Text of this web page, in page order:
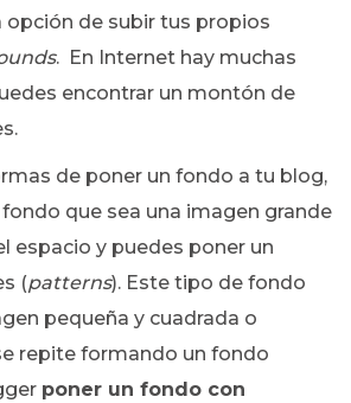
de subir tus propios
. En Internet hay muchas
encontrar un montón de
de poner un fondo a tu blog,
que sea una imagen grande
espacio y puedes poner un
(patterns). Este tipo de fondo
pequeña y cuadrada o
repite formando un fondo
poner un fondo con